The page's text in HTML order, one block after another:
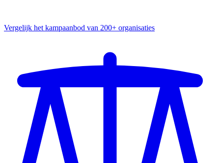
Vergelijk het kampaanbod van 200+ organisaties